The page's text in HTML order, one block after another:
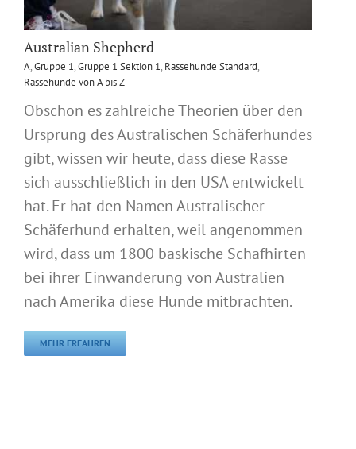
Australian Shepherd
A,Gruppe 1,Gruppe 1 Sektion 1, Rassehunde Standard,
Rassehunde von A bis Z
Obschon es zahlreiche Theorien über den
Ursprung des Australischen Schäferhundes
gibt, wissen wir heute, dass diese Rasse
sich ausschließlich in den USA entwickelt
hat. Er hat den Namen Australischer
Schäferhund erhalten, weil angenommen
wird, dass um 1800 baskische Schafhirten
bei ihrer Einwanderung von Australien
nach Amerika diese Hunde mitbrachten.
MEHR ERFAHREN